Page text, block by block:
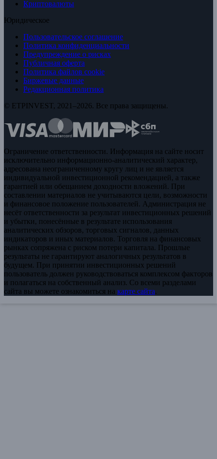
Криптовалюты
Юридическое
Пользовательское соглашение
Политика конфиденциальности
Предупреждение о рисках
Публичная оферта
Политика файлов cookie
Биржевые данные
Редакционная политика
© ETPINVEST, 2021–2026. Все права защищены.
Ограничение ответственности. Информация на сайте носит
исключительно информационно-аналитический характер,
адресована неограниченному кругу лиц и не является
индивидуальной инвестиционной рекомендацией, а также
гарантией или обещанием доходности вложений. При
составлении материалов не учитываются цели, возможности
и финансовое положение пользователей. Администрация не
несёт ответственности за результат инвестиционных решений
и убытки, понесённые в результате использования
аналитических обзоров, торговых сигналов, данных
индикаторов и иных материалов. Торговля на финансовых
рынках сопряжена с риском потери капитала. Прошлые
результаты не гарантируют аналогичных результатов в
будущем. При принятии инвестиционных решений
пользователь должен руководствоваться комплексом факторов
и полагаться на собственный анализ. Со всеми разделами
сайта вы можете ознакомиться на карте сайта.